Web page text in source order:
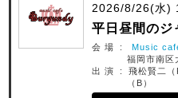
2026/8/26(水)
平日昼間のジ
会 場 : Music
福岡市南区
出 演 : 飛松賢二（
（B）